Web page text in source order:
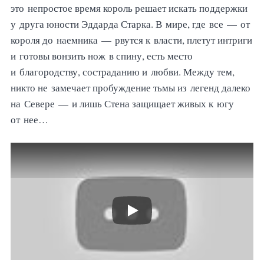
это непростое время король решает искать поддержки
у друга юности Эддарда Старка. В мире, где все — от
короля до наемника — рвутся к власти, плетут интриги
и готовы вонзить нож в спину, есть место
и благородству, состраданию и любви. Между тем,
никто не замечает пробуждение тьмы из легенд далеко
на Севере — и лишь Стена защищает живых к югу
от нее…